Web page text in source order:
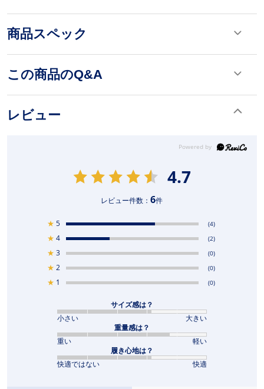
商品スペック
この商品のQ&A
レビュー
4.7
レビュー件数：6件
★ 5 (4)
★ 4 (2)
★ 3 (0)
★ 2 (0)
★ 1 (0)
サイズ感は？
小さい
大きい
重量感は？
重い
軽い
履き心地は？
快適ではない
快適